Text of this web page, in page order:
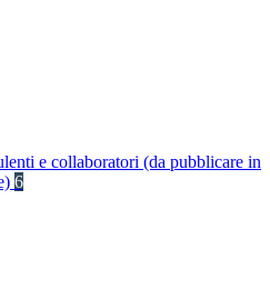
e collaboratori (da pubblicare in
6